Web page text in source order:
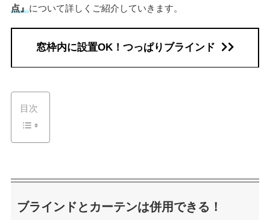
点』について詳しくご紹介していきます。
窓枠内に設置OK！つっぱりブラインド
目次
ブラインドとカーテンは併用できる！